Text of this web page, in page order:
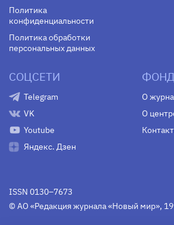
Политика
конфиденциальности
Политика обработки
персональных данных
СОЦСЕТИ
Telegram
VK
Youtube
Яндекс. Дзен
О
О
ISSN 0130–7673
© АО «Редакция журнала «Новый мир»,